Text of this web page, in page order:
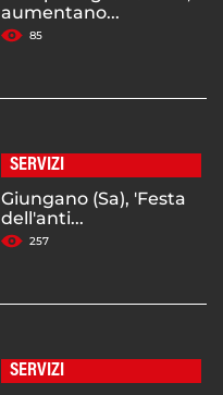
aumentano...
85
SERVIZI
Giungano (Sa), 'Festa
dell'anti...
257
SERVIZI